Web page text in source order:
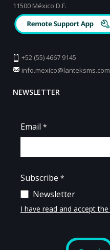
11500 México D.F.
+52 (55) 4667 9145
info.mexico@lanteksms.com
NEWSLETTER